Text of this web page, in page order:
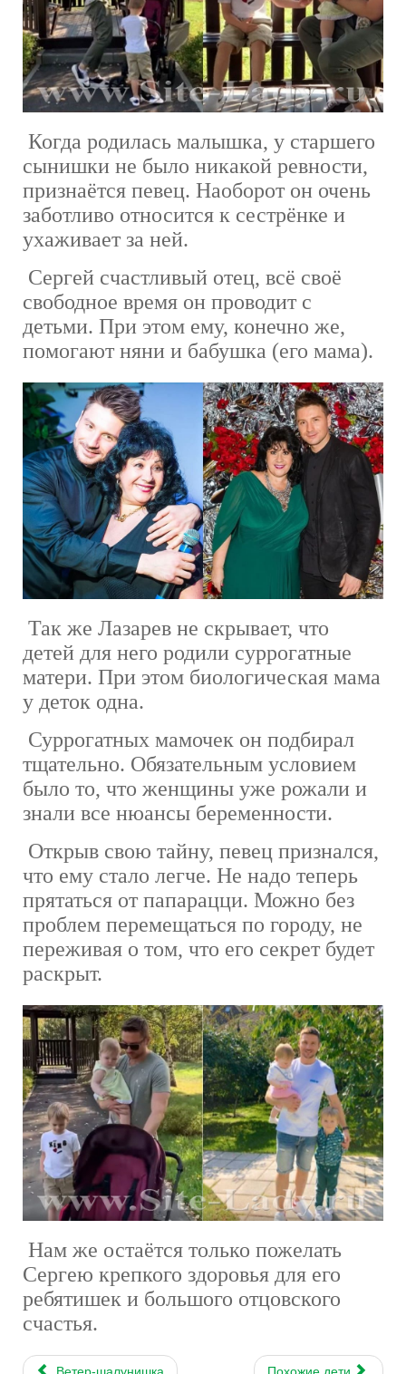
Когда родилась малышка, у старшего
сынишки не было никакой ревности,
признаётся певец. Наоборот он очень
заботливо относится к сестрёнке и
ухаживает за ней.
Сергей счастливый отец, всё своё
свободное время он проводит с
детьми. При этом ему, конечно же,
помогают няни и бабушка (его мама).
Так же Лазарев не скрывает, что
детей для него родили суррогатные
матери. При этом биологическая мама
у деток одна.
Суррогатных мамочек он подбирал
тщательно. Обязательным условием
было то, что женщины уже рожали и
знали все нюансы беременности.
Открыв свою тайну, певец признался,
что ему стало легче. Не надо теперь
прятаться от папарацци. Можно без
проблем перемещаться по городу, не
переживая о том, что его секрет будет
раскрыт.
Нам же остаётся только пожелать
Сергею крепкого здоровья для его
ребятишек и большого отцовского
счастья.